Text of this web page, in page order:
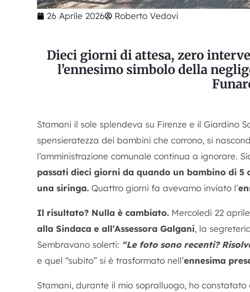
26 Aprile 2026 Roberto Vedovi
Dieci giorni di attesa, zero
l’ennesimo simbolo della
Stamani il sole splendeva su Firenze e il Giardino
spensieratezza dei bambini che corrono, si
l’amministrazione comunale continua a ignorare.
passati dieci giorni da quando un bambino di
una siringa. Quattro giorni fa avevamo inviato l’
Il risultato? Nulla è cambiato. Mercoledì 22
alla Sindaca e all’Assessora Galgani, la
Sembravano solerti: “Le foto sono recenti?
e quel “subito” si è trasformato nell’ennesima
Stamani, durante il mio sopralluogo, ho constatato